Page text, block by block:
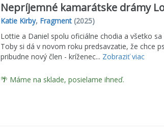
Nepríjemné kamarátske drámy
Katie Kirby, Fragment(2025)
Lottie a Daniel spolu oficiálne chodia a všetko
Toby si dá v novom roku predsavzatie, že chce
pribudne nový člen - kríženec... Zobraziť viac
🌴 Máme na sklade, posielame ihneď.